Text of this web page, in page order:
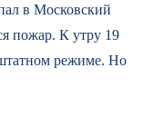
в Московский
пожар. К утру 19
режиме. Но